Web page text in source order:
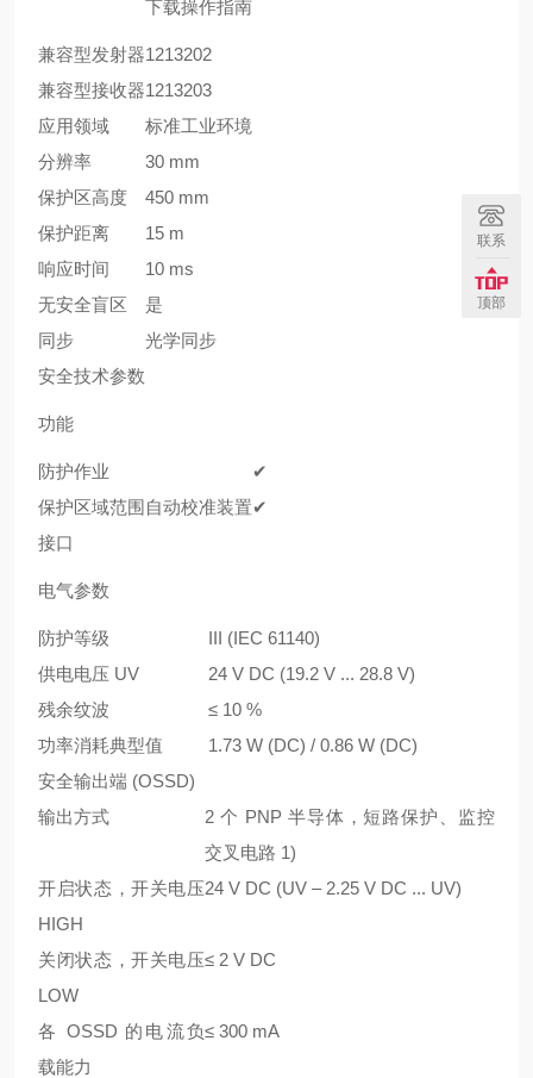
下载操作指南
兼容型发射器1213202
兼容型接收器1213203
应用领域
标准工业环境
分辨率
30 mm
保护区高度
450 mm
保护距离
15 m
响应时间
10 ms
无安全盲区
是
同步
光学同步
安全技术参数
功能
防护作业
✔
保护区域范围自动校准装置✔
接口
电气参数
防护等级
III (IEC 61140)
供电电压 UV
24 V DC (19.2 V ... 28.8 V)
残余纹波
≤ 10 %
功率消耗典型值
1.73 W (DC) / 0.86 W (DC)
安全输出端 (OSSD)
输出方式
2 个 PNP 半导体，短路保护、监控
交叉电路 1)
开启状态，开关电压
HIGH
24 V DC (UV – 2.25 V DC ... UV)
关闭状态，开关电压
LOW
≤ 2 V DC
各 OSSD 的电流负
载能力
≤ 300 mA
联系
顶部